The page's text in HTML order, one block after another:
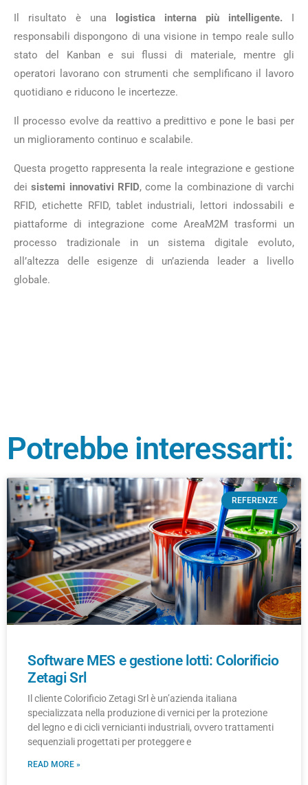
Il risultato è una logistica interna più intelligente. I
responsabili dispongono di una visione in tempo reale sullo
stato del Kanban e sui flussi di materiale, mentre gli
operatori lavorano con strumenti che semplificano il lavoro
quotidiano e riducono le incertezze.
Il processo evolve da reattivo a predittivo e pone le basi per
un miglioramento continuo e scalabile.
Questa progetto rappresenta la reale integrazione e gestione
deisistemi innovativi RFID, come la combinazione di varchi
RFID, etichette RFID, tablet industriali, lettori indossabili e
piattaforme di integrazione come AreaM2M trasformi un
processo tradizionale in un sistema digitale evoluto,
all’altezza delle esigenze di un’azienda leader a livello
globale.
Potrebbe interessarti:
REFERENZE
Software MES e gestione lotti: Colorificio
Zetagi Srl
Il cliente Colorificio Zetagi Srl è un’azienda italiana
specializzata nella produzione di vernici per la protezione
del legno e di cicli vernicianti industriali, ovvero trattamenti
sequenziali progettati per proteggere e
READ MORE »